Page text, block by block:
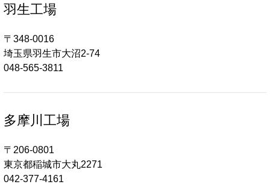
羽生工場
〒348-0016
埼玉県羽生市大沼2-74
048-565-3811
多摩川工場
〒206-0801
東京都稲城市大丸2271
042-377-4161